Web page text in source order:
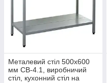
Металевий стіл 500х600
мм СВ-4.1, виробничий
стіл, кухонний стіл на